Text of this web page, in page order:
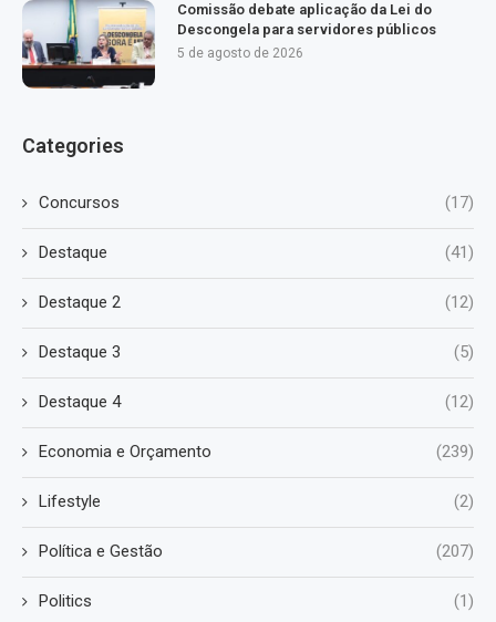
Comissão debate aplicação da Lei do
Descongela para servidores públicos
5 de agosto de 2026
Categories
Concursos (17)
Destaque (41)
Destaque 2 (12)
Destaque 3 (5)
Destaque 4 (12)
Economia e Orçamento (239)
Lifestyle (2)
Política e Gestão (207)
Politics (1)